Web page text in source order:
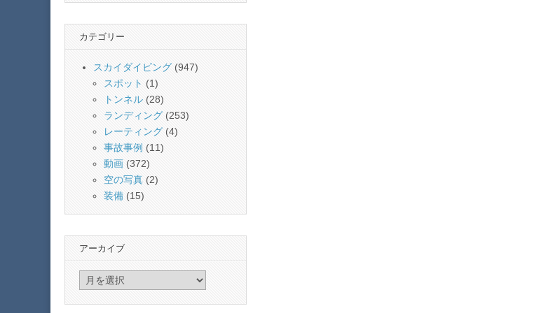
カテゴリー
スカイダイビング (947)
スポット (1)
トンネル (28)
ランディング(253)
レーティング(4)
事故事例 (11)
動画 (372)
空の写真 (2)
装備 (15)
アーカイブ